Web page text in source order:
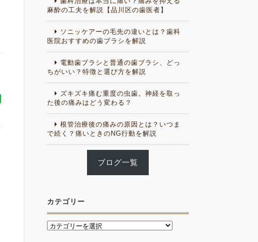
麻酔の工夫を解説【品川区の歯医者】
ソニッケアーの毛先の違いとは？歯科
医院おすすめの歯ブラシを解説
電動歯ブラシと普通の歯ブラシ、どっ
ちがいい？特徴と選び方を解説
ズキズキ痛む重度の虫歯。神経を取っ
た後の痛みはどう変わる？
根管治療後の痛みの原因とは？いつま
で続く？痛いときのNG行動を解説
ブログ一覧
カテゴリー